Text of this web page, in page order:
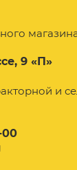
9 «П»
и
00